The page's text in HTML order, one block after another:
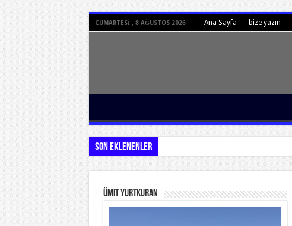
CUMARTESI , 8 AĞUSTOS 2026 Ana Sayfa bize yazın
Son Eklenenler
Ümit Yurtkuran